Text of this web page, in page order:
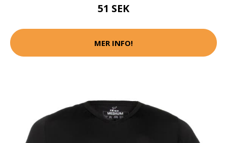
51 SEK
MER INFO!